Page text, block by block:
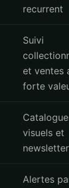
recurrent
Suivi
et ventes
forte
visuels et
Alertes